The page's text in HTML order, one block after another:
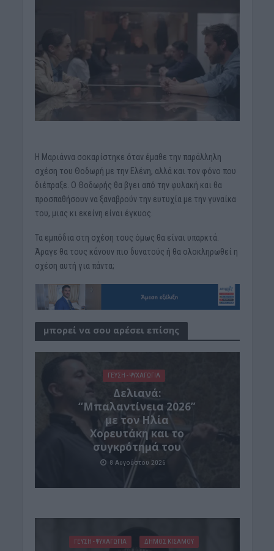
Η Μαριάννα σοκαρίστηκε όταν έμαθε την παράλληλη
σχέση του Θοδωρή με την Ελένη, αλλά και τον φόνο που
διέπραξε. Ο Θοδωρής θα βγει από την φυλακή και θα
προσπαθήσουν να ξαναβρούν την ευτυχία με την γυναίκα
του, μιας κι εκείνη είναι έγκυος.
Τα εμπόδια στη σχέση τους όμως θα είναι υπαρκτά.
Άραγε θα τους κάνουν πιο δυνατούς ή θα ολοκληρωθεί η
σχέση αυτή για πάντα;
μπορεί να σου αρέσει επίσης
ΓΕΎΣΗ - ΨΥΧΑΓΩΓΊΑ
Δελιανά:
“Μπαλαντίνεια 2026”
με τον Ηλία
Χορευτάκη και το
συγκρότημά του
8 Αυγούστου 2026
ΓΕΎΣΗ - ΨΥΧΑΓΩΓΊΑ ΔΉΜΟΣ ΚΙΣΆΜΟΥ